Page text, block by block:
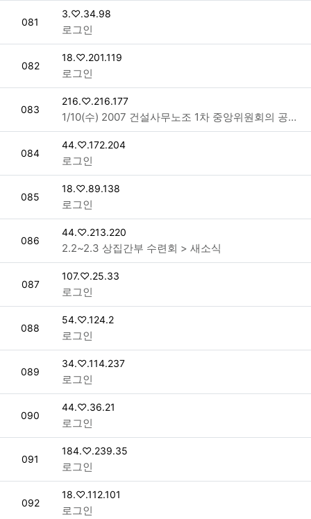
번호
081
접속자
3.♡.34.98
로그인
번호
082
접속자
18.♡.201.119
로그인
번호
083
접속자
216.♡.216.177
1/10(수) 2007 건설사무노조 1차 중앙위원회의 공고 > 공지사항
번호
084
접속자
44.♡.172.204
로그인
번호
085
접속자
18.♡.89.138
로그인
번호
086
접속자
44.♡.213.220
2.2~2.3 상집간부 수련회 > 새소식
번호
087
접속자
107.♡.25.33
로그인
번호
088
접속자
54.♡.124.2
로그인
번호
089
접속자
34.♡.114.237
로그인
번호
090
접속자
44.♡.36.21
로그인
번호
091
접속자
184.♡.239.35
로그인
번호
092
접속자
18.♡.112.101
로그인